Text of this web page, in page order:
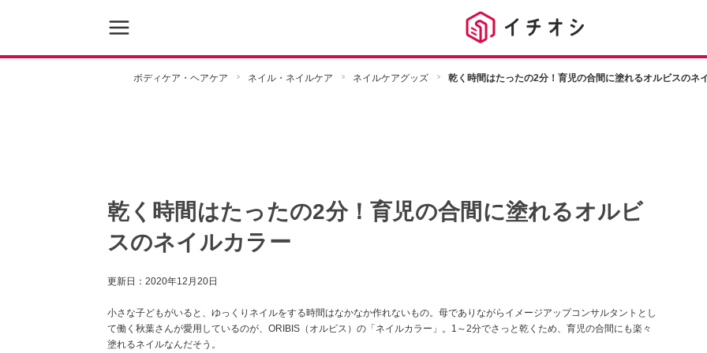
ボディケア・ヘアケア ネイル・ネイルケア ネイルケアグッズ 乾く時間はたったの2分！育児の合間に塗れるオルビスのネ
乾く時間はたったの2分！育児の合間に塗れるオルビ
スのネイルカラー
更新日： 2020年12月20日
小さな子どもがいると、ゆっくりネイルをする時間はなかなか作れないもの。母でありながらイメージアップコンサルタントとし
て働く秋葉さんが愛用しているのが、ORIBIS（オルビス）の「ネイルカラー」。1～2分でさっと乾くため、育児の合間にも楽々
塗れるネイルなんだそう。